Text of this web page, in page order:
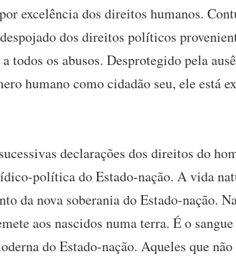
excelência dos direitos humanos.
dos direitos políticos
todos os abusos. Desprotegido pela
humano como cidadão seu, ele está
declarações dos direitos do
política do Estado-nação. A vida
da nova soberania do Estado-nação.
aos nascidos numa terra. É o
do Estado-nação. Aqueles que